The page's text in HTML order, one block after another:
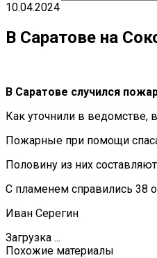
10.04.2024
В Саратове на
В Саратове случился
Как уточнили в ведомстве,
Пожарные при помощи
Половину из них
С пламенем справились 38
Иван Серегин
Загрузка ...
Похожие материалы